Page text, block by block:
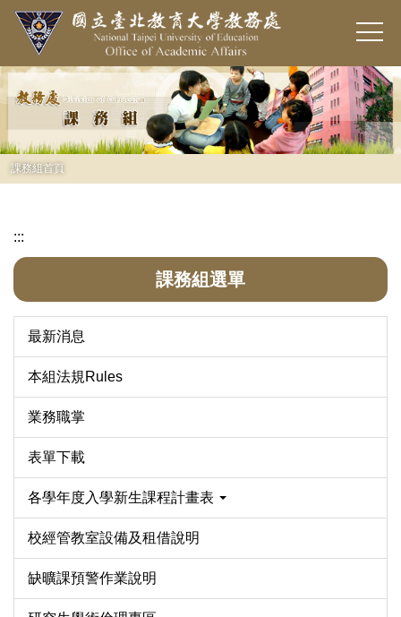
跳
內
區
課務組首頁
:::
課務組選單
最新消息
本組法規Rules
業務職掌
表單下載
各學年度入學新生課程計畫表
校經管教室設備及租借說明
缺曠課預警作業說明